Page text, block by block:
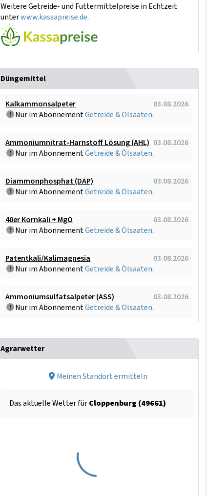
Weitere Getreide- und Futtermittelpreise in Echtzeit
unterwww.kassapreise.de.
Düngemittel
Kalkammonsalpeter
03.08.2026
Nur im AbonnementGetreide & Ölsaaten.
Ammoniumnitrat-Harnstoff Lösung (AHL) 03.08.2026
Nur im AbonnementGetreide & Ölsaaten.
Diammonphosphat (DAP)
03.08.2026
Nur im AbonnementGetreide & Ölsaaten.
40er Kornkali + MgO
03.08.2026
Nur im AbonnementGetreide & Ölsaaten.
Patentkali/Kalimagnesia
03.08.2026
Nur im AbonnementGetreide & Ölsaaten.
Ammoniumsulfatsalpeter (ASS)
03.08.2026
Nur im AbonnementGetreide & Ölsaaten.
Agrarwetter
Meinen Standort ermitteln
Das aktuelle Wetter fürCloppenburg (49661)